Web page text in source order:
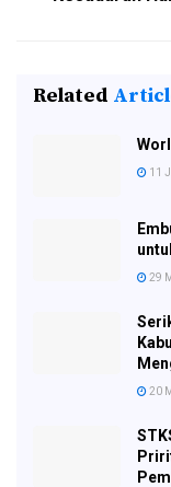
Related
11
29
20